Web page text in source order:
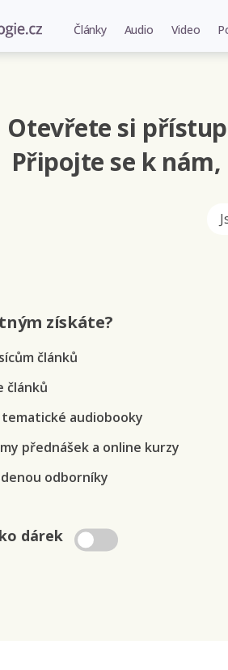
Články Audio Video
Otevřete si
Připojte se k
získáte?
článků
článků
audiobooky
přednášek a online kurzy
odborníky
dárek